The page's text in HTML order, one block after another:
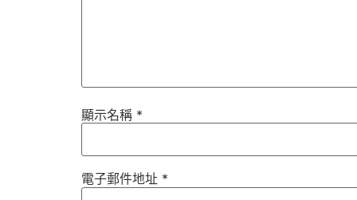
顯示名稱 *
電子郵件地址 *